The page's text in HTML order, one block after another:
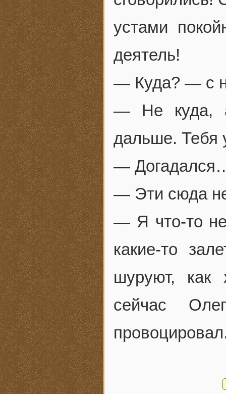
устами
деятель!
— Куда? — с
— Не куда,
дальше. Тебя
—
— Эти сюда не
— Я что-то
какие-то
шуруют,
сейчас